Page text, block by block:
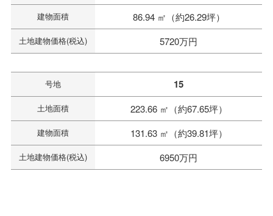
建物面積 86.94 ㎡（約26.29坪）
土地建物価格(税込) 5720万円
号地 15
土地面積 223.66 ㎡（約67.65坪）
建物面積 131.63 ㎡（約39.81坪）
土地建物価格(税込) 6950万円